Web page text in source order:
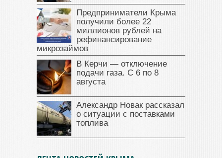
Предприниматели Крыма
получили более 22
миллионов рублей на
рефинансирование
микрозаймов
В Керчи — отключение
подачи газа. С 6 по 8
августа
Александр Новак рассказал
о ситуации с поставками
топлива